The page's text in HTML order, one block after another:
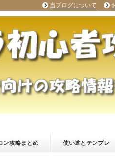
ン攻略まとめ 使い道とテンプレ
当ブログについて